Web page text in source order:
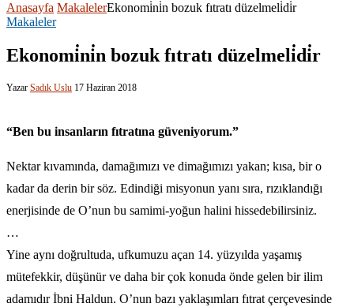
Anasayfa MakalelerEkonomi̇ni̇n bozuk fıtratı düzelmeli̇di̇r
Makaleler
Ekonomi̇ni̇n bozuk fıtratı düzelmeli̇di̇r
Yazar Sadık Uslu 17 Haziran 2018
“Ben bu insanların fıtratına güveniyorum.”
Nektar kıvamında, damağımızı ve dimağımızı yakan; kısa, bir o
kadar da derin bir söz. Edindiği misyonun yanı sıra, rızıklandığı
enerjisinde de O’nun bu samimi-yoğun halini hissedebilirsiniz.
…
Yine aynı doğrultuda, ufkumuzu açan 14. yüzyılda yaşamış
mütefekkir, düşünür ve daha bir çok konuda önde gelen bir ilim
adamıdır İbni Haldun. O’nun bazı yaklaşımları fıtrat çerçevesinde